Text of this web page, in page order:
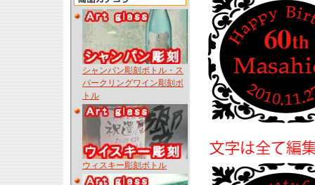
シャンパン彫刻ボトル・ス
パークリングワイン彫刻ボ
トル
ウィスキー彫刻ボトル